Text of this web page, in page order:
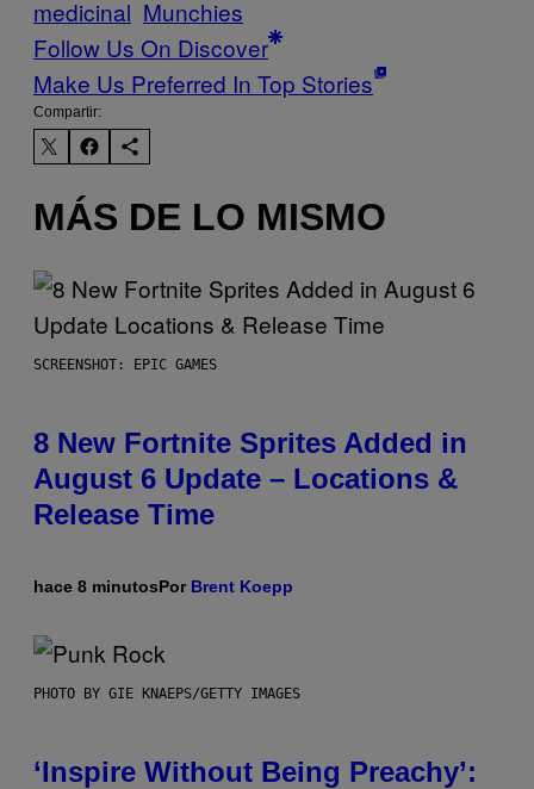
medicinal Munchies
Follow Us On Discover
Make Us Preferred In Top Stories
Compartir:
MÁS DE LO MISMO
SCREENSHOT: EPIC GAMES
8 New Fortnite Sprites Added in
August 6 Update – Locations &
Release Time
hace 8 minutosPor Brent Koepp
PHOTO BY GIE KNAEPS/GETTY IMAGES
‘Inspire Without Being Preachy’: